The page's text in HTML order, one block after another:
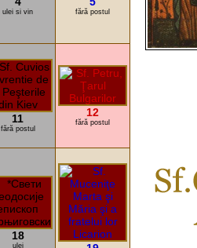
ulei si vin fără postul
11
fără postul
12
fără postul
18
ulei